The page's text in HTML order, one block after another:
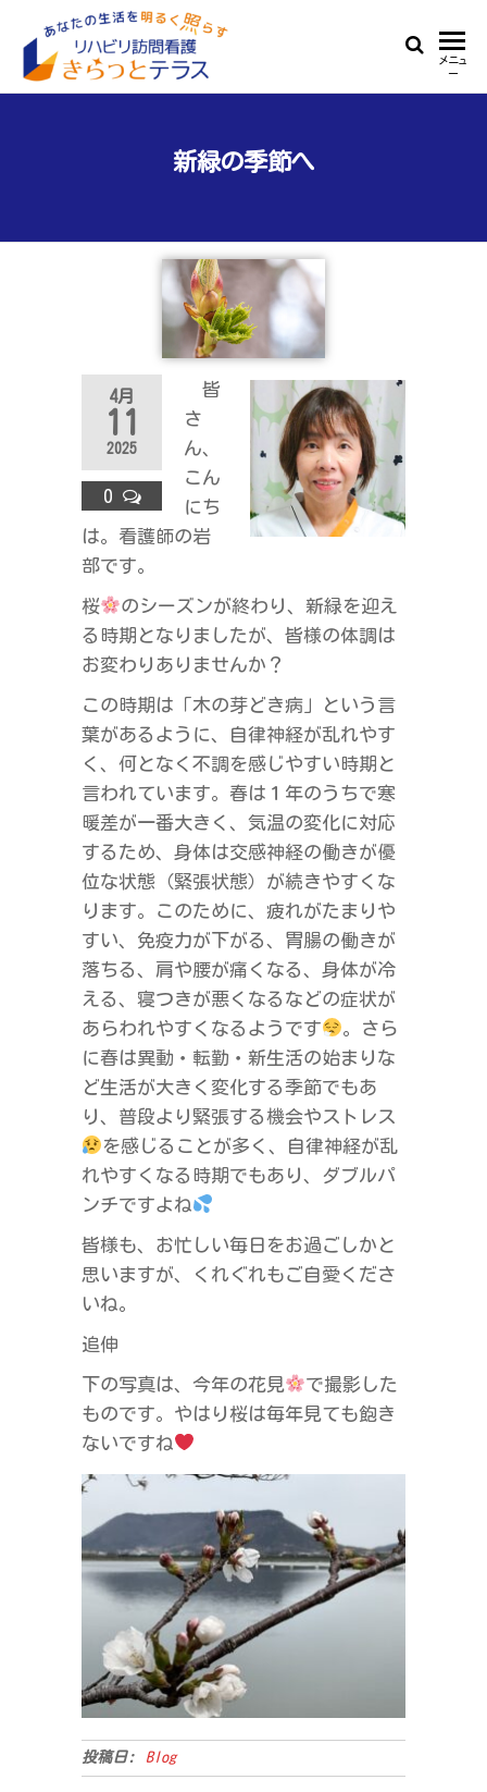
the
ハ
リ
問
看
護
き
ら
っ
と
テ
ラ
生
活
く
ら
メニュ
ー
新緑の季節へ
4月
11
2025
0
皆
さ
ん、
こん
にち
は。看護師の岩
部です。
桜
のシーズンが終わり、新緑を迎え
る時期となりましたが、皆様の体調は
お変わりありませんか？
この時期は「木の芽どき病」という言
葉があるように、自律神経が乱れやす
く、何となく不調を感じやすい時期と
言われています。春は１年のうちで寒
暖差が一番大きく、気温の変化に対応
するため、身体は交感神経の働きが優
位な状態（緊張状態）が続きやすくな
ります。このために、疲れがたまりや
すい、免疫力が下がる、胃腸の働きが
落ちる、肩や腰が痛くなる、身体が冷
える、寝つきが悪くなるなどの症状が
あらわれやすくなるようです
。さら
に春は異動・転勤・新生活の始まりな
ど生活が大きく変化する季節でもあ
り、普段より緊張する機会やストレス
を感じることが多く、自律神経が乱
れやすくなる時期でもあり、ダブルパ
ンチですよね
皆様も、お忙しい毎日をお過ごしかと
思いますが、くれぐれもご自愛くださ
いね。
追伸
下の写真は、今年の花見
で撮影した
ものです。やはり桜は毎年見ても飽き
ないですね
投稿日: Blog